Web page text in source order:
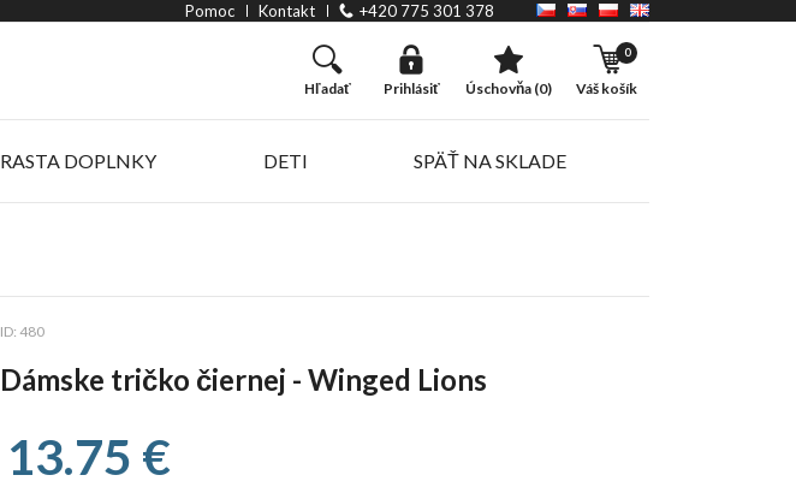
Pomoc Kontakt +420 775 301 378
hľadať prihlásiť úschovňa (0) váš košík
0
RASTA DOPLNKY DETI SPÄŤ NA SKLADE
ID: 480
Dámske tričko čiernej - Winged Lions
13.75 €